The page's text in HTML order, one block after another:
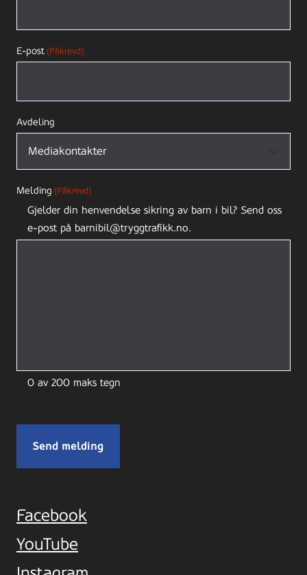
E-post (Påkrevd)
Avdeling
Melding (Påkrevd)
Gjelder din henvendelse sikring av barn i bil? Send oss
e-post på barnibil@tryggtrafikk.no.
0 av 200 maks tegn
Facebook
YouTube